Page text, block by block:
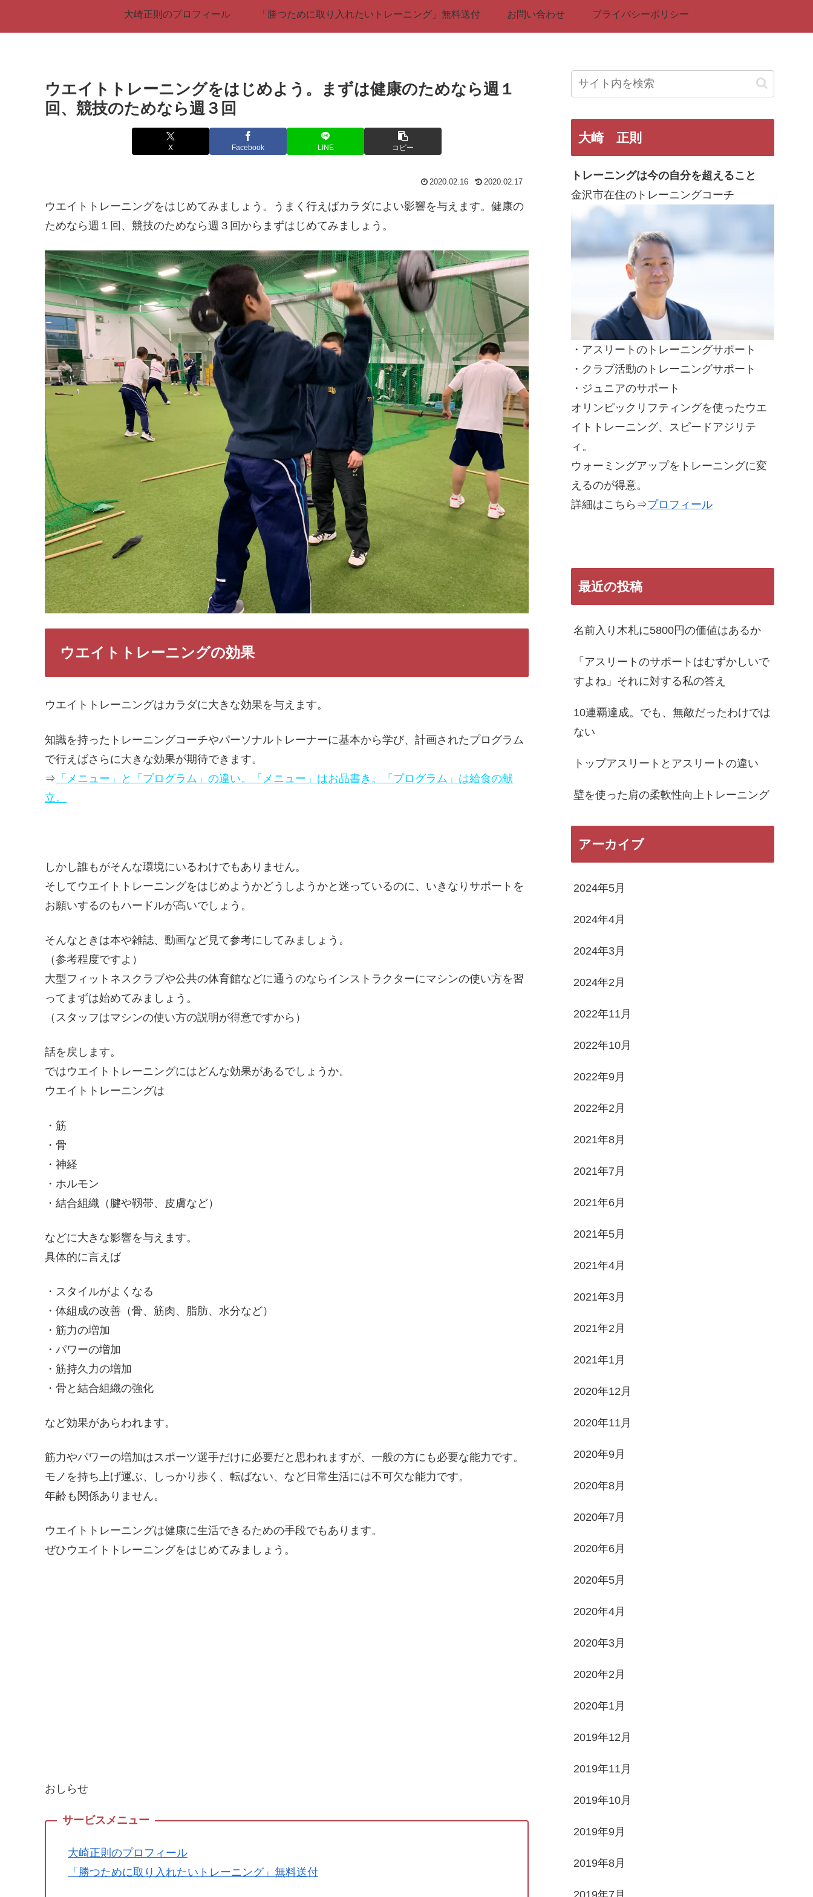
大崎正則のプロフィール 「勝つために取り入れたいトレーニング」無料送付 お問い合わせ プライバシーポリシー
ウエイトトレーニングをはじめよう。まずは健康のためなら週１
回、競技のためなら週３回
X Facebook LINE コピー
2020.02.16 2020.02.17
ウエイトトレーニングをはじめてみましょう。うまく行えばカラダによい影響を与えます。健康の
ためなら週１回、競技のためなら週３回からまずはじめてみましょう。
ウエイトトレーニングの効果
ウエイトトレーニングはカラダに大きな効果を与えます。
知識を持ったトレーニングコーチやパーソナルトレーナーに基本から学び、計画されたプログラム
で行えばさらに大きな効果が期待できます。
⇒ 「メニュー」と「プログラム」の違い。「メニュー」はお品書き。「プログラム」は給食の献
立。
しかし誰もがそんな環境にいるわけでもありません。
そしてウエイトトレーニングをはじめようかどうしようかと迷っているのに、いきなりサポートを
お願いするのもハードルが高いでしょう。
そんなときは本や雑誌、動画など見て参考にしてみましょう。
（参考程度ですよ）
大型フィットネスクラブや公共の体育館などに通うのならインストラクターにマシンの使い方を習
ってまずは始めてみましょう。
（スタッフはマシンの使い方の説明が得意ですから）
話を戻します。
ではウエイトトレーニングにはどんな効果があるでしょうか。
ウエイトトレーニングは
・筋
・骨
・神経
・ホルモン
・結合組織（腱や靱帯、皮膚など）
などに大きな影響を与えます。
具体的に言えば
・スタイルがよくなる
・体組成の改善（骨、筋肉、脂肪、水分など）
・筋力の増加
・パワーの増加
・筋持久力の増加
・骨と結合組織の強化
など効果があらわれます。
筋力やパワーの増加はスポーツ選手だけに必要だと思われますが、一般の方にも必要な能力です。
モノを持ち上げ運ぶ、しっかり歩く、転ばない、など日常生活には不可欠な能力です。
年齢も関係ありません。
ウエイトトレーニングは健康に生活できるための手段でもあります。
ぜひウエイトトレーニングをはじめてみましょう。
おしらせ
大崎正則のプロフィール
「勝つために取り入れたいトレーニング」無料送付
大崎 正則
トレーニングは今の自分を超えること
金沢市在住のトレーニングコーチ
・アスリートのトレーニングサポート
・クラブ活動のトレーニングサポート
・ジュニアのサポート
オリンピックリフティングを使ったウエ
イトトレーニング、スピードアジリテ
ィ。
ウォーミングアップをトレーニングに変
えるのが得意。
詳細はこちら⇒プロフィール
最近の投稿
名前入り木札に5800円の価値はあるか
「アスリートのサポートはむずかしいで
すよね」それに対する私の答え
10連覇達成。でも、無敵だったわけでは
ない
トップアスリートとアスリートの違い
壁を使った肩の柔軟性向上トレーニング
アーカイブ
2024年5月
2024年4月
2024年3月
2024年2月
2022年11月
2022年10月
2022年9月
2022年2月
2021年8月
2021年7月
2021年6月
2021年5月
2021年4月
2021年3月
2021年2月
2021年1月
2020年12月
2020年11月
2020年9月
2020年8月
2020年7月
2020年6月
2020年5月
2020年4月
2020年3月
2020年2月
2020年1月
2019年12月
2019年11月
2019年10月
2019年9月
2019年8月